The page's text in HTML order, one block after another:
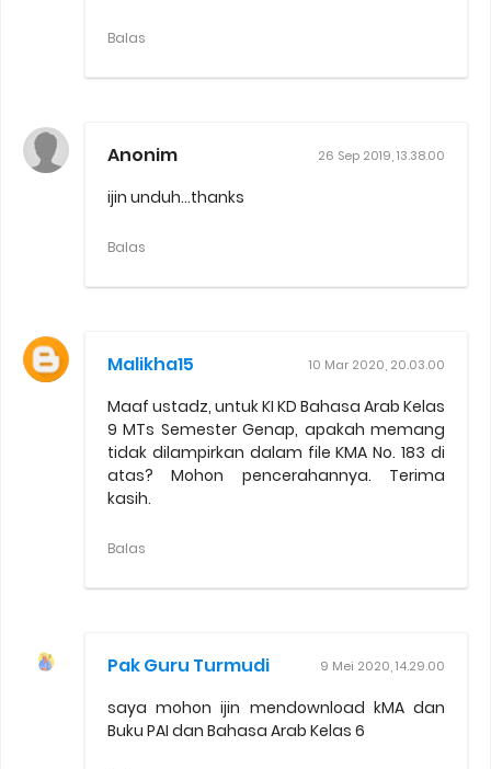
Balas
Anonim 26 Sep 2019, 13.38.00
ijin unduh...thanks
Balas
Malikha15 10 Mar 2020, 20.03.00
Maaf ustadz, untuk KI KD Bahasa Arab Kelas
9 MTs Semester Genap, apakah memang
tidak dilampirkan dalam file KMA No. 183 di
atas? Mohon pencerahannya. Terima
kasih.
Balas
Pak Guru Turmudi 9 Mei 2020, 14.29.00
saya mohon ijin mendownload kMA dan
Buku PAI dan Bahasa Arab Kelas 6